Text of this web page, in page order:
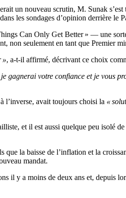
un nouveau scrutin, M. Sunak
les sondages d’opinion derrière
Can Only Get Better » — une
non seulement en tant que Premier
», a-t-il affirmé, décrivant ce choix
gagnerai votre confiance et je
l’inverse, avait toujours choisi la «
et il est aussi quelque peu isolé
la baisse de l’inflation et la
mandat.
il y a moins de deux ans et, depuis